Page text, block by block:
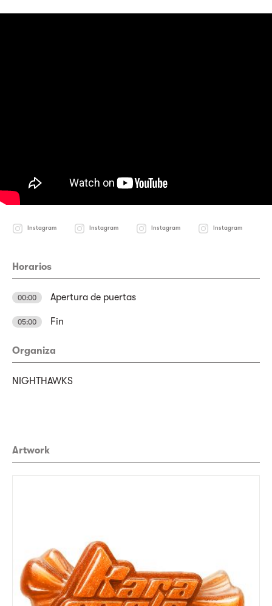
Instagram Instagram Instagram Instagram
Horarios
00:00 Apertura de puertas
05:00 Fin
Organiza
NIGHTHAWKS
Artwork